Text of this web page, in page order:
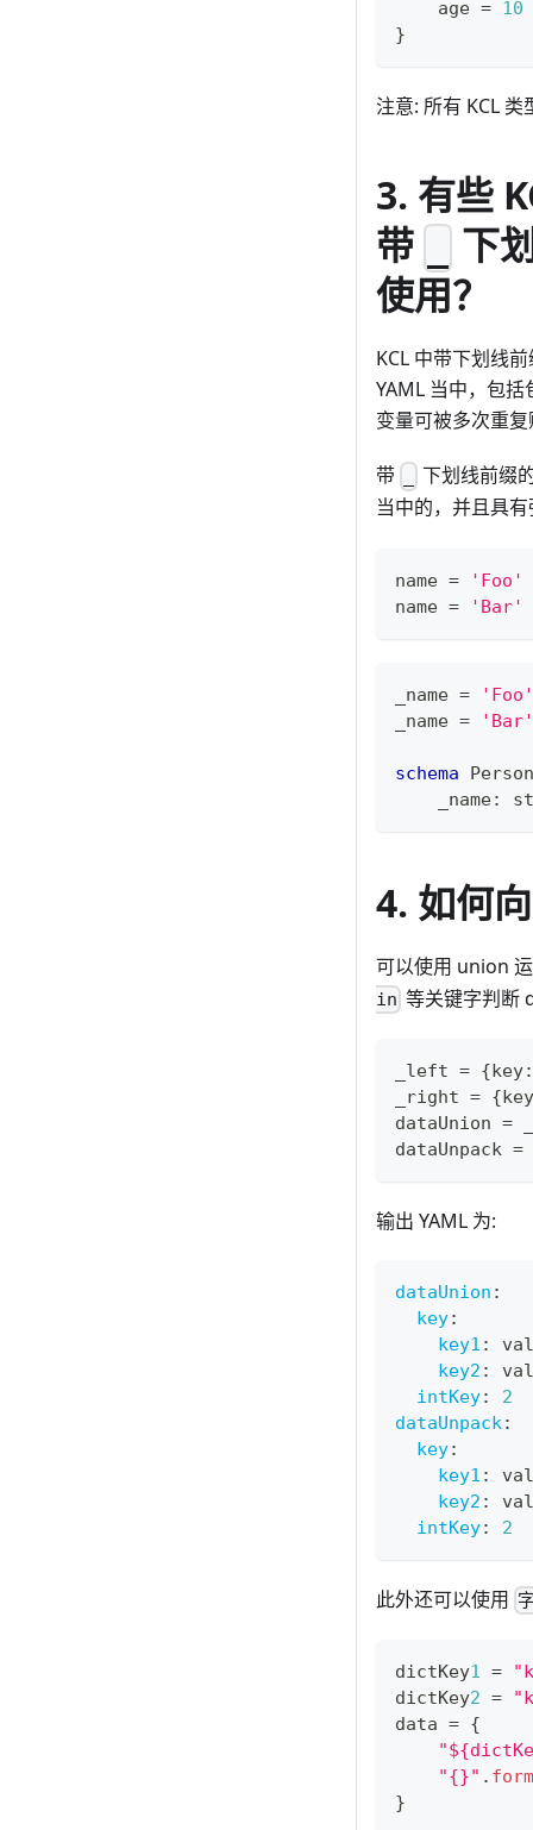
    age
= 10
}
注意: 所有 KCL
3. 有些
带
下
使用？
KCL 中带下划线
YAML 当中，包
变量可被多次重
带
下划线前缀
当中的，并且具
name =
'Foo'
name = 'Bar'
_name =
'Foo'
_name = 'Bar'
schema Person
    _name
:
4. 如何
可以使用 union
in 等关键字判断
_left = {key:
_right = {key
dataUnion =
dataUnpack =
输出 YAML 为:
dataUnion :
key:
key1 :
key2 :
intKey:
2
dataUnpack:
key:
key1 :
key2 :
intKey: 2
此外还可以使用
dictKey1 =
dictKey2 =
data = {
"{}" .
}